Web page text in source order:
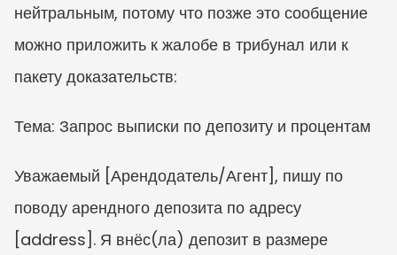
нейтральным, потому что позже это сообщение
можно приложить к жалобе в трибунал или к
пакету доказательств:
Тема: Запрос выписки по депозиту и процентам
Уважаемый [Арендодатель/Агент], пишу по
поводу арендного депозита по адресу
[address]. Я внёс(ла) депозит в размере